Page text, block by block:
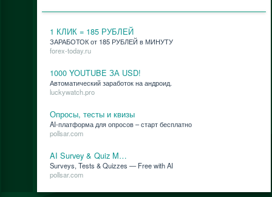
1 КЛИК = 185 РУБЛЕЙ
ЗАРАБОТОК от 185 РУБЛЕЙ в МИНУТУ
forex-today.ru
1000 YOUTUBE ЗА USD!
Ав­то­ма­ти­че­ский за­ра­бо­ток на ан­дро­ид.
luckywatch.pro
Опросы, тесты и квизы
AI-плат­фор­ма для опро­сов – старт бес­плат­но
pollsar.com
AI Survey & Quiz M…
Surveys, Tests & Quizzes — Free with AI
pollsar.com